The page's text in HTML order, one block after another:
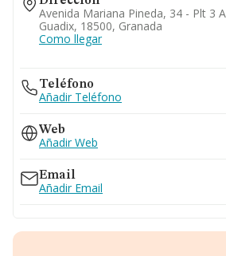
Avenida Mariana Pineda, 34 - Plt 3
Guadix, 18500, Granada
Como llegar
Teléfono
Añadir Teléfono
Web
Añadir Web
Email
Añadir Email